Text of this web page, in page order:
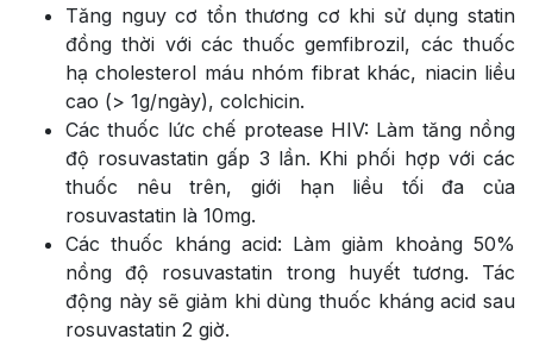
Tăng nguy cơ tổn thương cơ khi sử dụng statin
đồng thời với các thuốc gemfibrozil, các thuốc
hạ cholesterol máu nhóm fibrat khác, niacin liều
cao (> 1g/ngày), colchicin.
Các thuốc lức chế protease HIV: Làm tăng nồng
độ rosuvastatin gấp 3 lần. Khi phối hợp với các
thuốc nêu trên, giới hạn liều tối đa của
rosuvastatin là 10mg.
Các thuốc kháng acid: Làm giảm khoảng 50%
nồng độ rosuvastatin trong huyết tương. Tác
động này sẽ giảm khi dùng thuốc kháng acid sau
rosuvastatin 2 giờ.